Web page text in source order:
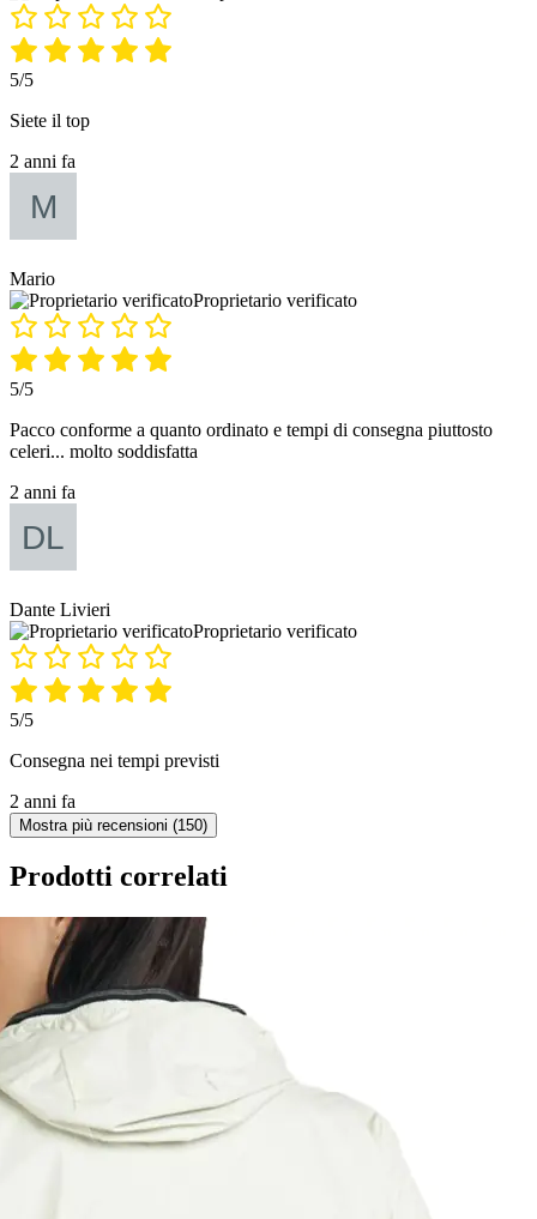
5/5
Siete il top
2 anni fa
Mario
Proprietario verificato
5/5
Pacco conforme a quanto ordinato e tempi di consegna piuttosto
celeri... molto soddisfatta
2 anni fa
Dante Livieri
Proprietario verificato
5/5
Consegna nei tempi previsti
2 anni fa
Mostra più recensioni (150)
Prodotti correlati